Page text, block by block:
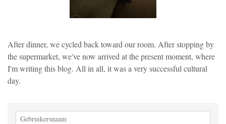
After dinner, we cycled back toward our room. After stopping by
the supermarket, we've now arrived at the present moment, where
I'm writing this blog. All in all, it was a very successful cultural
day.